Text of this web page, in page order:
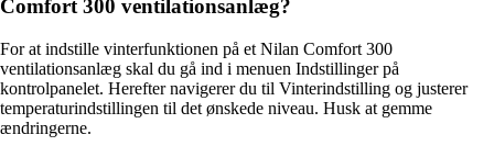
Comfort 300 ventilationsanlæg?
For at indstille vinterfunktionen på et Nilan Comfort 300
ventilationsanlæg skal du gå ind i menuen Indstillinger på
kontrolpanelet. Herefter navigerer du til Vinterindstilling og justerer
temperaturindstillingen til det ønskede niveau. Husk at gemme
ændringerne.